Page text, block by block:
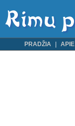
PRADŽIA APIE